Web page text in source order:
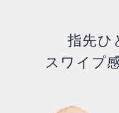
指先ひ
スワイプ